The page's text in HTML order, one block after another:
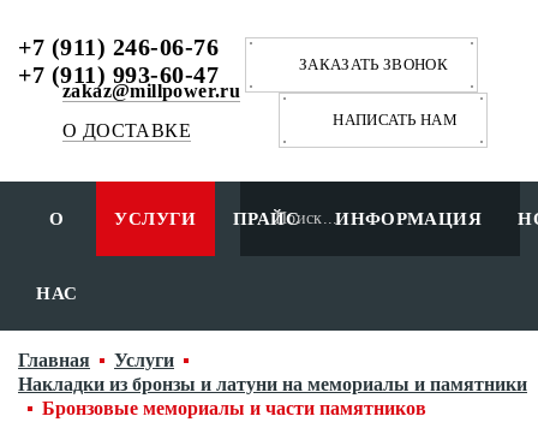
+7 (911) 246-06-76
+7 (911) 993-60-47
ЗАКАЗАТЬ ЗВОНОК
zakaz@millpower.ru
О ДОСТАВКЕ
НАПИСАТЬ НАМ
О
НАС
УСЛУГИ ПРАЙС ИНФОРМАЦИЯ
Главная
Услуги
Накладки из бронзы и латуни на мемориалы и памятники
Бронзовые мемориалы и части памятников